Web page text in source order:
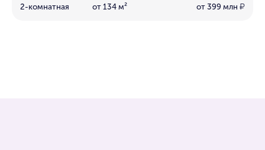
2-комнатная от 134 м² от 399 млн ₽